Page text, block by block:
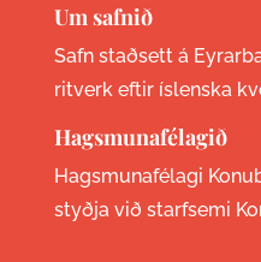
Um safnið
Safn staðsett á
ritverk eftir íslenska
Hagsmunafélagið
Hagsmunafélagi
styðja við starfsemi